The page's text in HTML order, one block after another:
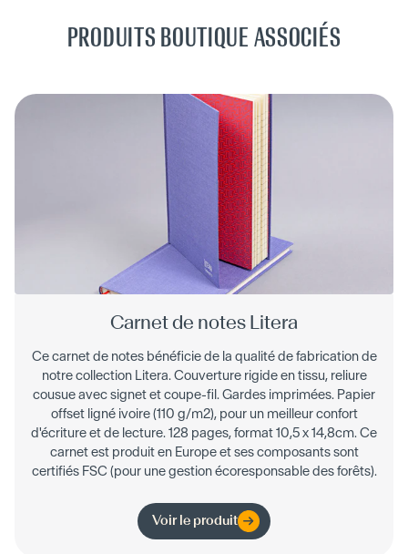
PRODUITS BOUTIQUE ASSOCIÉS
Carnet de notes Litera
Ce carnet de notes bénéficie de la qualité de fabrication de
notre collection Litera. Couverture rigide en tissu, reliure
cousue avec signet et coupe-fil. Gardes imprimées. Papier
offset ligné ivoire (110 g/m2), pour un meilleur confort
d'écriture et de lecture. 128 pages, format 10,5 x 14,8cm. Ce
carnet est produit en Europe et ses composants sont
certifiés FSC (pour une gestion écoresponsable des forêts).
Voir le produit